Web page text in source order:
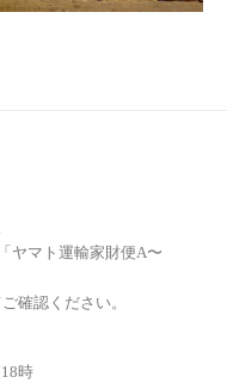
ヤマト運輸家財便A〜
確認ください。
時